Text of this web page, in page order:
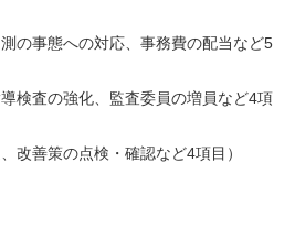
の事態への対応、事務費の配当など5
検査の強化、監査委員の増員など4項
改善策の点検・確認など4項目）